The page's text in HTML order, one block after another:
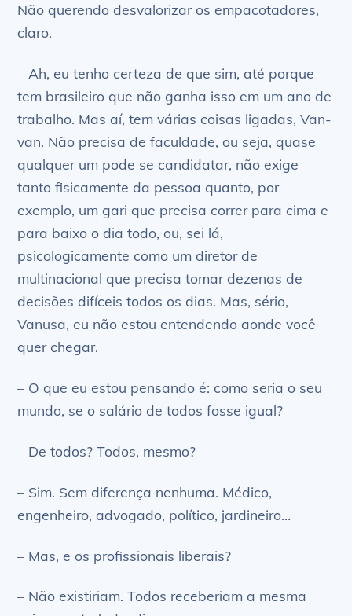
Não querendo desvalorizar os empacotadores,
claro.
– Ah, eu tenho certeza de que sim, até porque
tem brasileiro que não ganha isso em um ano de
trabalho. Mas aí, tem várias coisas ligadas, Van-
van. Não precisa de faculdade, ou seja, quase
qualquer um pode se candidatar, não exige
tanto fisicamente da pessoa quanto, por
exemplo, um gari que precisa correr para cima e
para baixo o dia todo, ou, sei lá,
psicologicamente como um diretor de
multinacional que precisa tomar dezenas de
decisões difíceis todos os dias. Mas, sério,
Vanusa, eu não estou entendendo aonde você
quer chegar.
– O que eu estou pensando é: como seria o seu
mundo, se o salário de todos fosse igual?
– De todos? Todos, mesmo?
– Sim. Sem diferença nenhuma. Médico,
engenheiro, advogado, político, jardineiro…
– Mas, e os profissionais liberais?
– Não existiriam. Todos receberiam a mesma